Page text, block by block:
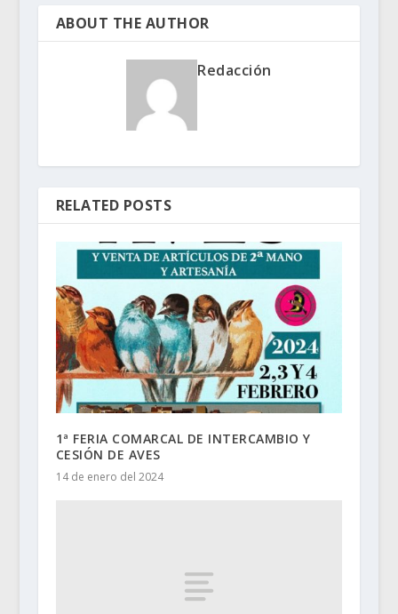
ABOUT THE AUTHOR
Redacción
RELATED POSTS
1ª FERIA COMARCAL DE INTERCAMBIO Y
CESIÓN DE AVES
14 de enero del 2024